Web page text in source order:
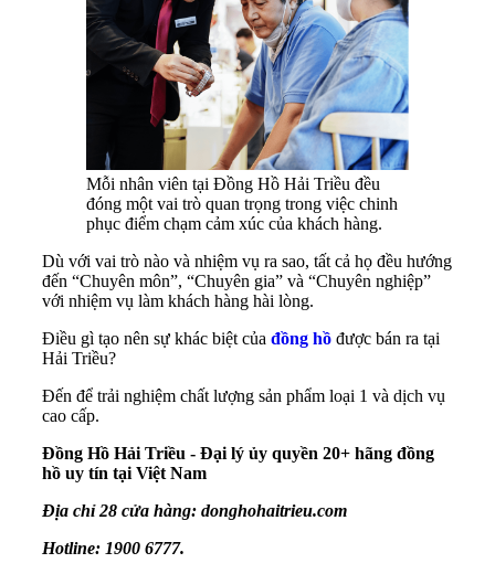
Mỗi nhân viên tại Đồng Hồ Hải Triều đều
đóng một vai trò quan trọng trong việc chinh
phục điểm chạm cảm xúc của khách hàng.
Dù với vai trò nào và nhiệm vụ ra sao, tất cả họ đều hướng
đến “Chuyên môn”, “Chuyên gia” và “Chuyên nghiệp”
với nhiệm vụ làm khách hàng hài lòng.
Điều gì tạo nên sự khác biệt của đồng hồ được bán ra tại
Hải Triều?
Đến để trải nghiệm chất lượng sản phẩm loại 1 và dịch vụ
cao cấp.
Đồng Hồ Hải Triều - Đại lý ủy quyền 20+ hãng đồng
hồ uy tín tại Việt Nam
Địa chỉ 28 cửa hàng: donghohaitrieu.com
Hotline: 1900 6777.